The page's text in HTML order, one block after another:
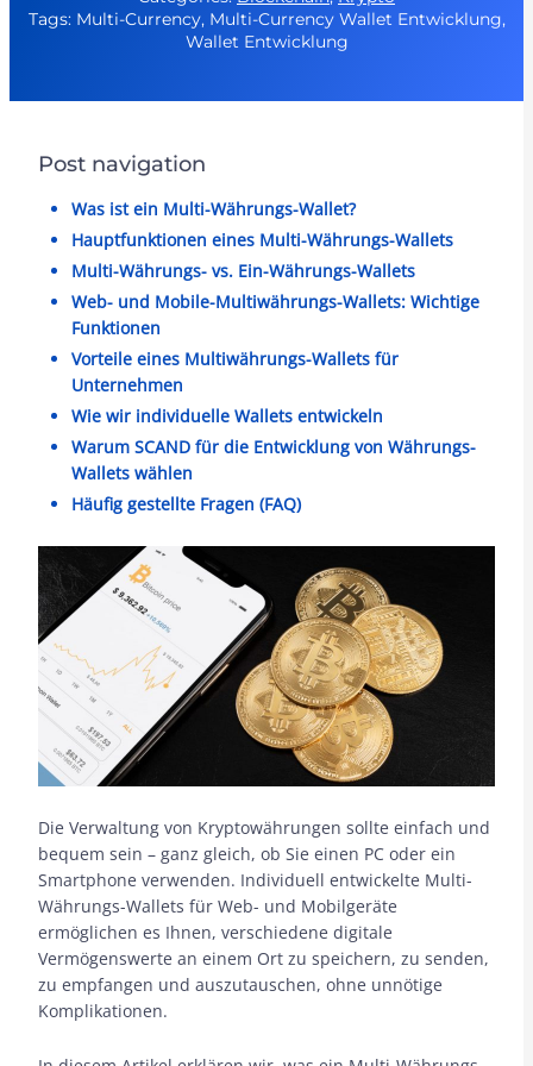
Tags: Multi-Currency, Multi-Currency Wallet Entwicklung,
Wallet Entwicklung
Post navigation
Was ist ein Multi-Währungs-Wallet?
Hauptfunktionen eines Multi-Währungs-Wallets
Multi-Währungs- vs. Ein-Währungs-Wallets
Web- und Mobile-Multiwährungs-Wallets: Wichtige
Funktionen
Vorteile eines Multiwährungs-Wallets für
Unternehmen
Wie wir individuelle Wallets entwickeln
Warum SCAND für die Entwicklung von Währungs-
Wallets wählen
Häufig gestellte Fragen (FAQ)
Die Verwaltung von Kryptowährungen sollte einfach und
bequem sein – ganz gleich, ob Sie einen PC oder ein
Smartphone verwenden. Individuell entwickelte Multi-
Währungs-Wallets für Web- und Mobilgeräte
ermöglichen es Ihnen, verschiedene digitale
Vermögenswerte an einem Ort zu speichern, zu senden,
zu empfangen und auszutauschen, ohne unnötige
Komplikationen.